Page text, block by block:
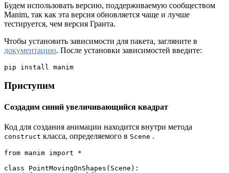
Будем использовать версию, поддерживаемую сообществом
Manim, так как эта версия обновляется чаще и лучше
тестируется, чем версия Гранта.
Чтобы установить зависимости для пакета, загляните в
документацию. После установки зависимостей введите:
pip install manim
Приступим
Создадим синий увеличивающийся квадрат
Код для создания анимации находится внутри метода
construct класса, определяемого в Scene .
from manim import *
class PointMovingOnShapes(Scene):